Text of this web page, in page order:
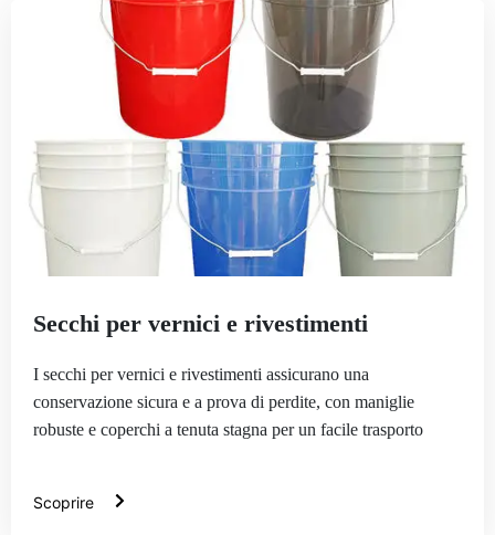
Secchi per vernici e rivestimenti
I secchi per vernici e rivestimenti assicurano una
conservazione sicura e a prova di perdite, con maniglie
robuste e coperchi a tenuta stagna per un facile trasporto
Scoprire